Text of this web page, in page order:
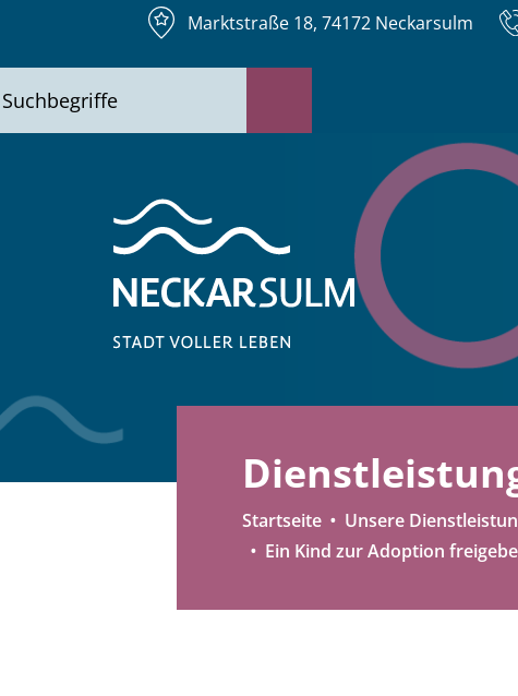
Marktstraße 18, 74172 Neckarsulm
Startseite Unsere
Ein Kind zur Adoption